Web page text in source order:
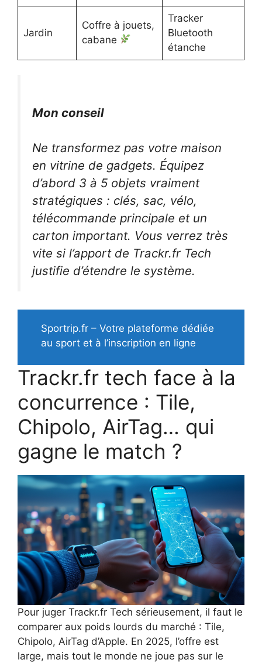
Jardin
Coffre à jouets,
cabane
Tracker
Bluetooth
étanche
Mon conseil
Ne transformez pas votre maison
en vitrine de gadgets. Équipez
d’abord 3 à 5 objets vraiment
stratégiques : clés, sac, vélo,
télécommande principale et un
carton important. Vous verrez très
vite si l’apport de Trackr.fr Tech
justifie d’étendre le système.
Sportrip.fr – Votre plateforme dédiée
au sport et à l’inscription en ligne
Trackr.fr tech face à la
concurrence : Tile,
Chipolo, AirTag… qui
gagne le match ?
Pour juger Trackr.fr Tech sérieusement, il faut le
comparer aux poids lourds du marché : Tile,
Chipolo, AirTag d’Apple. En 2025, l’offre est
large, mais tout le monde ne joue pas sur le